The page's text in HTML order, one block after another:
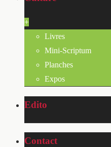
+
Livres
Mini-Scriptum
Planches
Expos
Edito
Contact